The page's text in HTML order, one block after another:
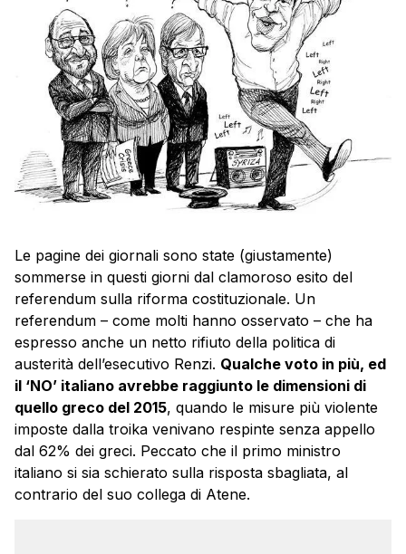
Le pagine dei giornali sono state (giustamente)
sommerse in questi giorni dal clamoroso esito del
referendum sulla riforma costituzionale. Un
referendum – come molti hanno osservato – che ha
espresso anche un netto rifiuto della politica di
austerità dell’esecutivo Renzi. Qualche voto in più, ed
il ‘NO’ italiano avrebbe raggiunto le dimensioni di
quello greco del 2015, quando le misure più violente
imposte dalla troika venivano respinte senza appello
dal 62% dei greci. Peccato che il primo ministro
italiano si sia schierato sulla risposta sbagliata, al
contrario del suo collega di Atene.